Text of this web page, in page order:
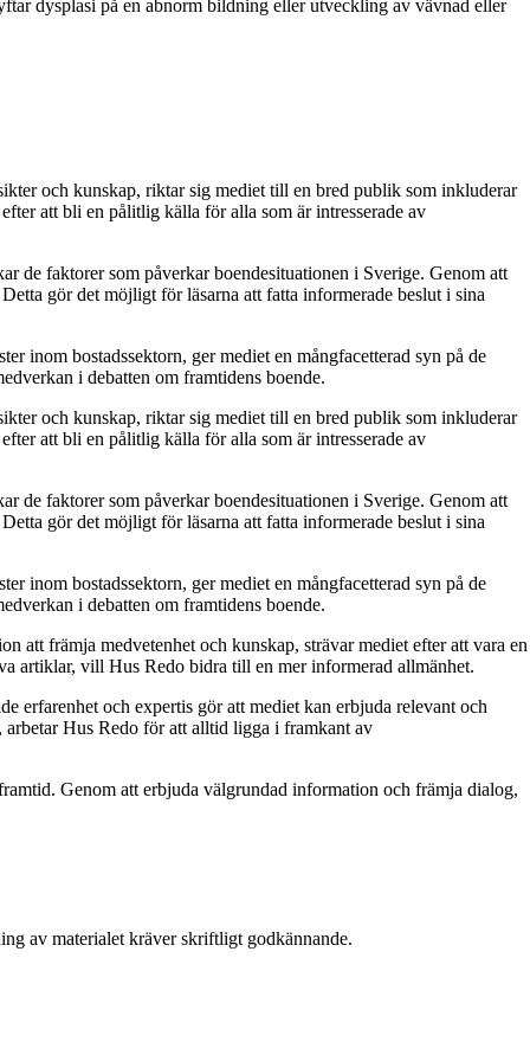
dysplasi på en abnorm bildning eller utveckling av vävnad eller
och kunskap, riktar sig mediet till en bred publik som inkluderar
att bli en pålitlig källa för alla som är intresserade av
de faktorer som påverkar boendesituationen i Sverige. Genom att
gör det möjligt för läsarna att fatta informerade beslut i sina
inom bostadssektorn, ger mediet en mångfacetterad syn på de
i debatten om framtidens boende.
och kunskap, riktar sig mediet till en bred publik som inkluderar
att bli en pålitlig källa för alla som är intresserade av
de faktorer som påverkar boendesituationen i Sverige. Genom att
gör det möjligt för läsarna att fatta informerade beslut i sina
inom bostadssektorn, ger mediet en mångfacetterad syn på de
i debatten om framtidens boende.
att främja medvetenhet och kunskap, strävar mediet efter att vara en
artiklar, vill Hus Redo bidra till en mer informerad allmänhet.
erfarenhet och expertis gör att mediet kan erbjuda relevant och
Hus Redo för att alltid ligga i framkant av
Genom att erbjuda välgrundad information och främja dialog,
av materialet kräver skriftligt godkännande.